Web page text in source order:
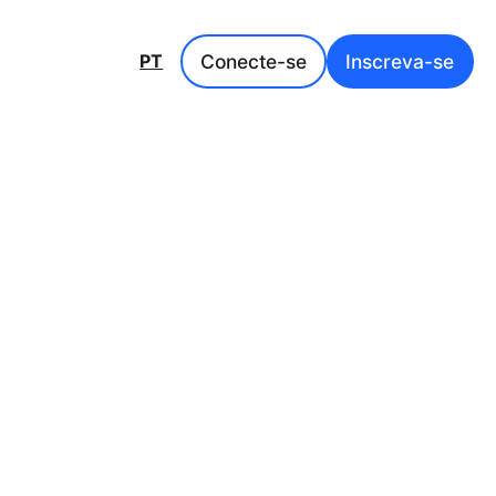
PT Conecte-se Inscreva-se